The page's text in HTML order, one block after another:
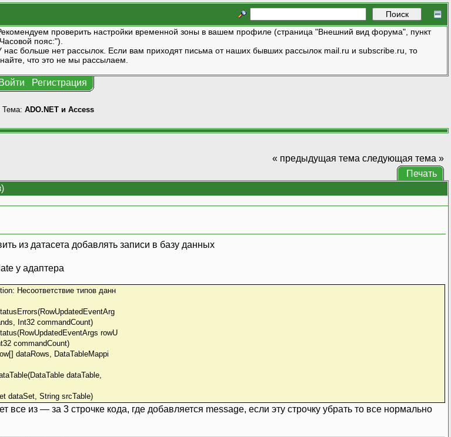
проверить настройки временной зоны в вашем профиле (страница "Внешний вид форума", пункт
пояс:").
нас больше нет рассылок. Если вам приходят письма от наших бывших рассылок mail.ru и subscribe.ru, то
что это не мы рассылаем.
Войти Регистрация
Тема: ADO.NET и Access
« предыдущая тема следующая тема »
Печать
из датасета добавлять записи в базу данных
у адаптера
Несоответствие типов данн
Int32 commandCount)
rowU
commandCount)
dataRows, DataTableMappi
dataTable,
dataSet, String srcTable)
все из — за 3 строчке кода, где добавляется message, если эту строчку убрать то все нормально